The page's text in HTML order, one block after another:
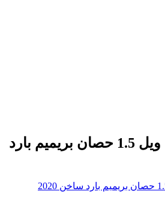
سعر تكييف وايت ويل 1.5 حصان بريميم بارد